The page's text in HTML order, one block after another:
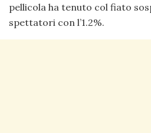
pellicola ha tenuto col fiato
spettatori con l’1.2%.